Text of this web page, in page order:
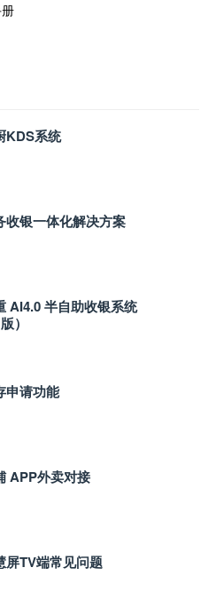
KDS系统
收银一体化解决方案
AI4.0 半自助收银系统
）
申请功能
APP外卖对接
屏TV端常见问题